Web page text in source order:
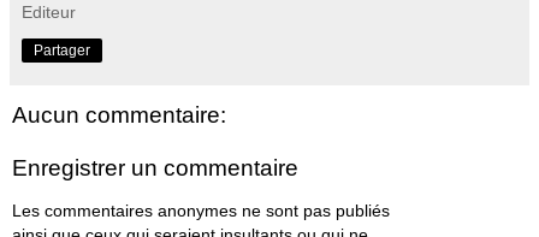
Editeur
Partager
Aucun commentaire:
Enregistrer un commentaire
Les commentaires anonymes ne sont pas publiés